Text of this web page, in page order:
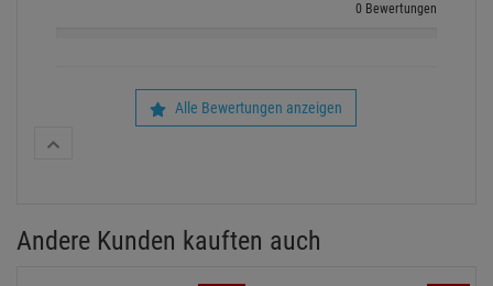
0 Bewertungen
Alle Bewertungen anzeigen
Andere Kunden kauften auch